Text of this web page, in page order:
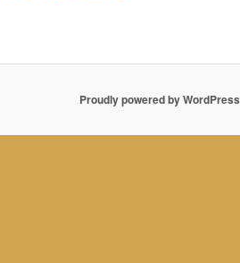
Proudly powered by WordPress